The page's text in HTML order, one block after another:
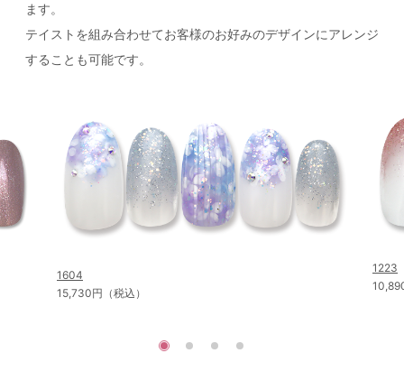
ます。
テイストを組み合わせてお客様のお好みのデザインにアレンジ
することも可能です。
1604
15,730円（税込）
1223